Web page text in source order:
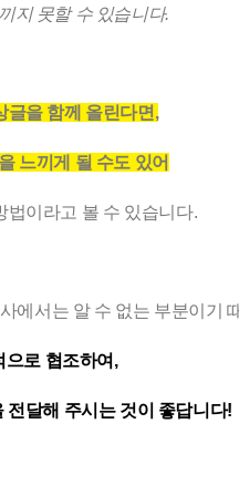
지 못할 수 있습니다.
글을 함께 올린다면,
느끼게 될 수도 있어
법이라고 볼 수 있습니다.
에서는 알 수 없는 부분이기
으로 협조하여,
달해 주시는 것이 좋답니다!